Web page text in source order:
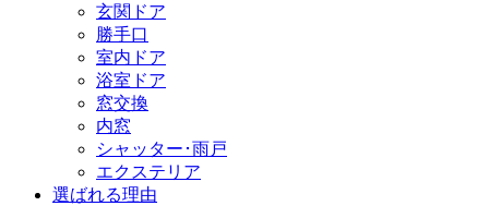
玄関ドア
勝手口
室内ドア
浴室ドア
窓交換
内窓
シャッター･雨戸
エクステリア
選ばれる理由